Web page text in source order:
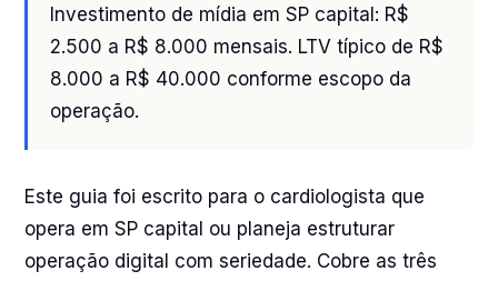
Investimento de mídia em SP capital: R$
2.500 a R$ 8.000 mensais. LTV típico de R$
8.000 a R$ 40.000 conforme escopo da
operação.
Este guia foi escrito para o cardiologista que
opera em SP capital ou planeja estruturar
operação digital com seriedade. Cobre as três